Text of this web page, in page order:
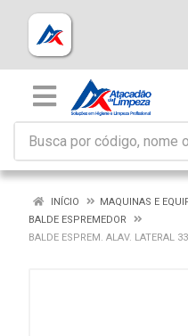
INÍCIO
MAQUINAS E
BALDE ESPREMEDOR
BALDE ESPREM. ALAV. LATERAL